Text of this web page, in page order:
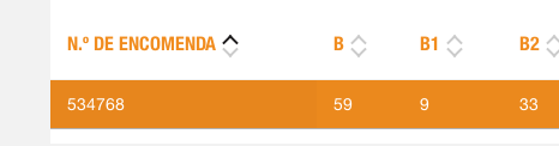
N.º DE ENCOMENDA B B1 B2
534768 59 9 33